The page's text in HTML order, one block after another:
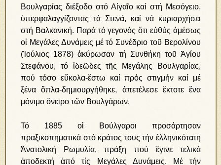
Βουλγαρίας διέξοδο στό Αἰγαῖο καί στή Μεσόγειο,
ὑπερφαλαγγίζοντας τά Στενά, καί νά κυριαρχήσει
στή Βαλκανική. Παρά τό γεγονός ὅτι εὐθύς ἀμέσως
οἱ Μεγάλες Δυνάμεις μέ τό Συνέδριο τοῦ Βερολίνου
(Ἰούλιος 1878) ἀκύρωσαν τή Συνθήκη τοῦ Ἁγίου
Στεφάνου, τό ἰδεῶδες τῆς Μεγάλης Βουλγαρίας,
πού τόσο εὔκολα-ἔστω καί πρός στιγμήν καί μέ
ξένα ὅπλα-δημιουργήθηκε, ἀπετέλεσε ἔκτοτε ἕνα
μόνιμο ὄνειρο τῶν Βουλγάρων.
Τό 1885 οἱ Βούλγαροι προσάρτησαν
πραξικοπηματικά στό κράτος τους τήν ἑλληνικότατη
Ἀνατολική Ρωμυλία, πράξη πού ἔγινε τελικά
ἀποδεκτή ἀπό τίς Μεγάλες Δυνάμεις. Μέ τήν